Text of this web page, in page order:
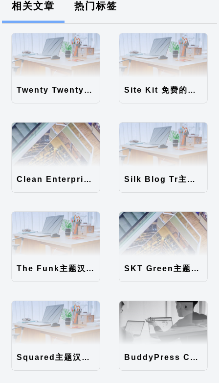
相关文章 热门标签
Twenty Twenty-Five 免费的WordPress内容主题 Site Kit 免费的WordPress数据统计插件
Clean Enterprise主题汉化包 Silk Blog Tr主题汉化包
The Funk主题汉化包 SKT Green主题汉化包
Squared主题汉化包 BuddyPress Colours主题汉化包